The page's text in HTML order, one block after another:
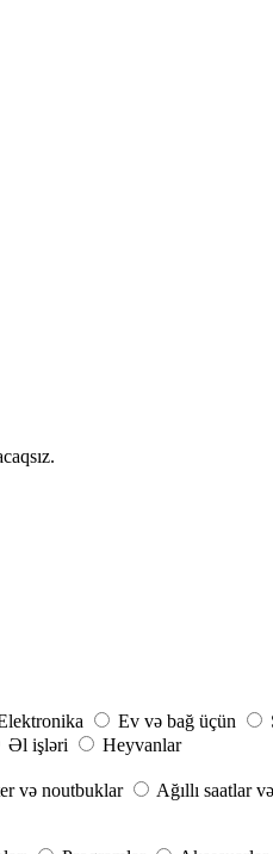
Ev və bağ üçün
Əl işləri
Heyvanlar
və noutbuklar Ağıllı saatlar